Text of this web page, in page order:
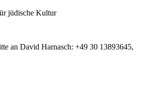
jüdische Kultur
an David Harnasch: +49 30 13893645,